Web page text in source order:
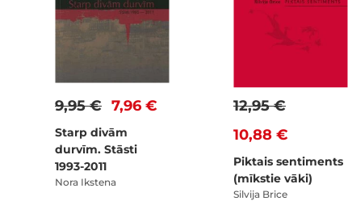
7,96 €
9,95 €
Starp divām
durvīm. Stāsti
1993-2011
Nora Ikstena
10,88 €
12,95 €
Piktais sentiments
(mīkstie vāki)
Silvija Brice